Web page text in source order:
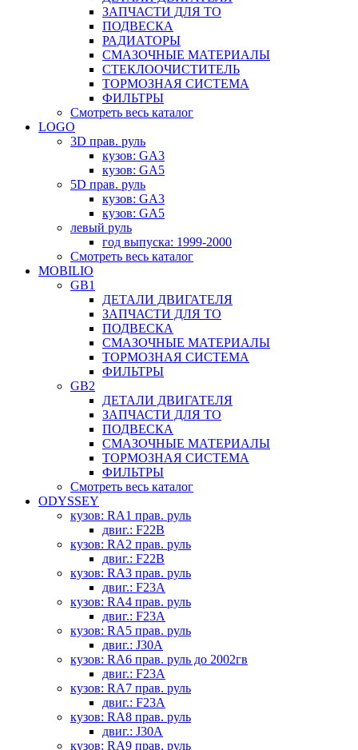
ЗАПЧАСТИ ДЛЯ ТО
ПОДВЕСКА
РАДИАТОРЫ
СМАЗОЧНЫЕ МАТЕРИАЛЫ
СТЕКЛООЧИСТИТЕЛЬ
ТОРМОЗНАЯ СИСТЕМА
ФИЛЬТРЫ
Смотреть весь каталог
LOGO
3D прав. руль
кузов: GA3
кузов: GA5
5D прав. руль
кузов: GA3
кузов: GA5
левый руль
год выпуска: 1999-2000
Смотреть весь каталог
MOBILIO
GB1
ДЕТАЛИ ДВИГАТЕЛЯ
ЗАПЧАСТИ ДЛЯ ТО
ПОДВЕСКА
СМАЗОЧНЫЕ МАТЕРИАЛЫ
ТОРМОЗНАЯ СИСТЕМА
ФИЛЬТРЫ
GB2
ДЕТАЛИ ДВИГАТЕЛЯ
ЗАПЧАСТИ ДЛЯ ТО
ПОДВЕСКА
СМАЗОЧНЫЕ МАТЕРИАЛЫ
ТОРМОЗНАЯ СИСТЕМА
ФИЛЬТРЫ
Смотреть весь каталог
ODYSSEY
кузов: RA1 прав. руль
двиг.: F22B
кузов: RA2 прав. руль
двиг.: F22B
кузов: RA3 прав. руль
двиг.: F23A
кузов: RA4 прав. руль
двиг.: F23A
кузов: RA5 прав. руль
двиг.: J30A
кузов: RA6 прав. руль до 2002гв
двиг.: F23A
кузов: RA7 прав. руль
двиг.: F23A
кузов: RA8 прав. руль
двиг.: J30A
кузов: RA9 прав. руль